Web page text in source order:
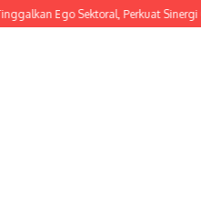
Ego Sektoral, Perkuat Sinergi untuk